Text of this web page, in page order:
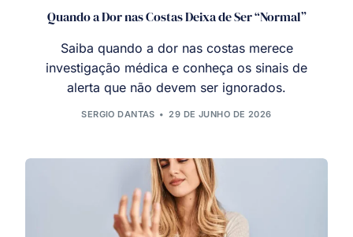
Quando a Dor nas Costas Deixa de Ser “Normal”
Saiba quando a dor nas costas merece
investigação médica e conheça os sinais de
alerta que não devem ser ignorados.
SERGIO DANTAS 29 DE JUNHO DE 2026